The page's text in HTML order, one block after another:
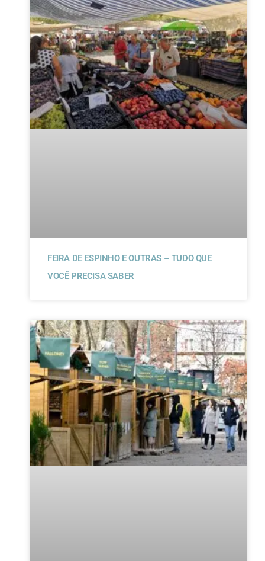
FEIRA DE ESPINHO E OUTRAS – TUDO QUE
VOCÊ PRECISA SABER